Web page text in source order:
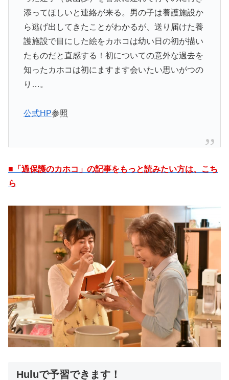
添ってほしいと連絡が来る。男の子は養護施設か
ら逃げ出してきたことがわかるが、送り届けた養
護施設で目にした絵をカホコは幼い日の初が描い
たものだと直感する！初についての意外な過去を
知ったカホコは初にますます会いたい思いがつの
り…。
公式HP参照
■「過保護のカホコ」の記事をもっと読みたい方は、こち
ら
Huluで予習できます！